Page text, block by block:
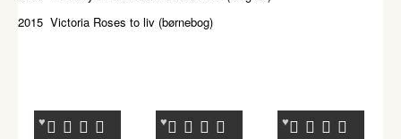
2015 Victoria Roses to liv (børnebog)